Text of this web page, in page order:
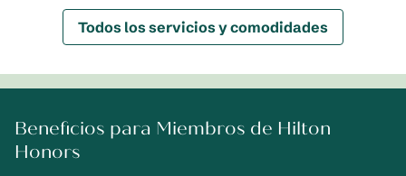
Todos los servicios y comodidades
Beneficios para Miembros de Hilton
Honors